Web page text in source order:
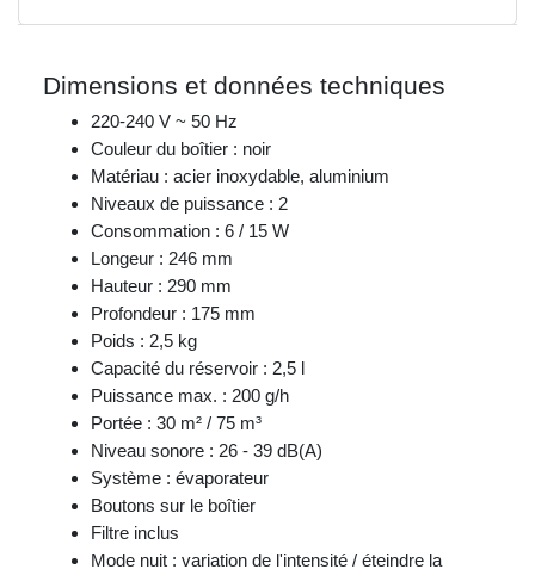
Dimensions et données techniques
220-240 V ~ 50 Hz
Couleur du boîtier : noir
Matériau : acier inoxydable, aluminium
Niveaux de puissance : 2
Consommation : 6 / 15 W
Longeur : 246 mm
Hauteur : 290 mm
Profondeur : 175 mm
Poids : 2,5 kg
Capacité du réservoir : 2,5 l
Puissance max. : 200 g/h
Portée : 30 m² / 75 m³
Niveau sonore : 26 - 39 dB(A)
Système : évaporateur
Boutons sur le boîtier
Filtre inclus
Mode nuit : variation de l'intensité / éteindre la